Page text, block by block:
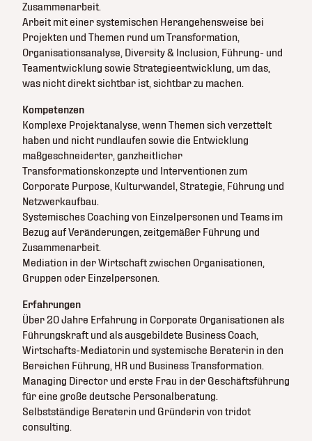
Zusammenarbeit.
Arbeit mit einer systemischen Herangehensweise bei
Projekten und Themen rund um Transformation,
Organisationsanalyse, Diversity & Inclusion, Führung- und
Teamentwicklung sowie Strategieentwicklung, um das,
was nicht direkt sichtbar ist, sichtbar zu machen.
Kompetenzen
Komplexe Projektanalyse, wenn Themen sich verzettelt
haben und nicht rundlaufen sowie die Entwicklung
maßgeschneiderter, ganzheitlicher
Transformationskonzepte und Interventionen zum
Corporate Purpose, Kulturwandel, Strategie, Führung und
Netzwerkaufbau.
Systemisches Coaching von Einzelpersonen und Teams im
Bezug auf Veränderungen, zeitgemäßer Führung und
Zusammenarbeit.
Mediation in der Wirtschaft zwischen Organisationen,
Gruppen oder Einzelpersonen.
Erfahrungen
Über 20 Jahre Erfahrung in Corporate Organisationen als
Führungskraft und als ausgebildete Business Coach,
Wirtschafts-Mediatorin und systemische Beraterin in den
Bereichen Führung, HR und Business Transformation.
Managing Director und erste Frau in der Geschäftsführung
für eine große deutsche Personalberatung.
Selbstständige Beraterin und Gründerin von tridot
consulting.